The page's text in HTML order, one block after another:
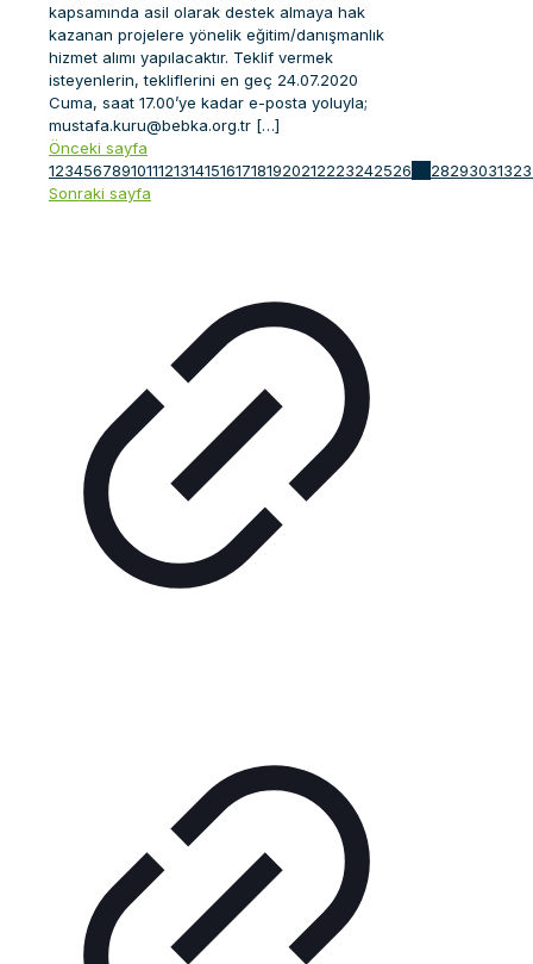
kapsamında asil olarak destek almaya hak
kazanan projelere yönelik eğitim/danışmanlık
hizmet alımı yapılacaktır. Teklif vermek
isteyenlerin, tekliflerini en geç 24.07.2020
Cuma, saat 17.00’ye kadar e-posta yoluyla;
mustafa.kuru@bebka.org.tr […]
Önceki sayfa
1234567891011121314151617181920212223242526 2829303132
Sonraki sayfa